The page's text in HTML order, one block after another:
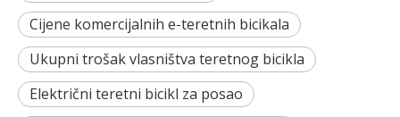
Cijene komercijalnih e-teretnih bicikala
Ukupni trošak vlasništva teretnog bicikla
Električni teretni bicikl za posao